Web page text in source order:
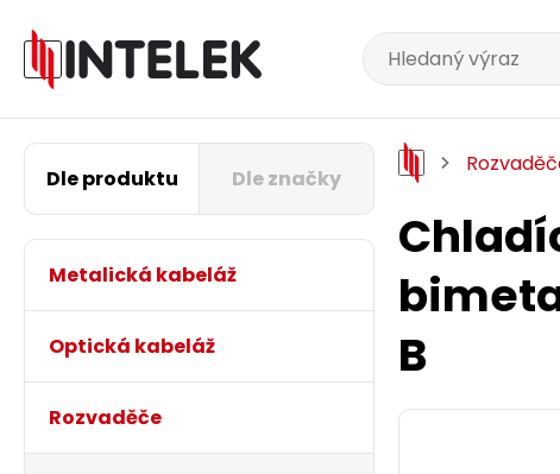
Dle produktu Dle značky
Metalická kabeláž
Optická kabeláž
Rozvaděče
B